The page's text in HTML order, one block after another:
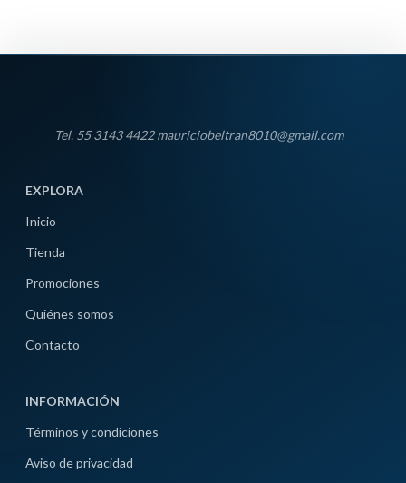
Tel. 55 3143 4422 mauriciobeltran8010@gmail.com
EXPLORA
Inicio
Tienda
Promociones
Quiénes somos
Contacto
INFORMACIÓN
Términos y condiciones
Aviso de privacidad